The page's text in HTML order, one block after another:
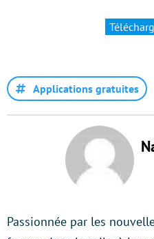
Applications gratuites
Passionnée par les